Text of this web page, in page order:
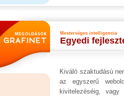
Mesterséges intelligencia
Egyedi
Kiváló szaktudású
az egyszerű
kivitelezéséig, vagy